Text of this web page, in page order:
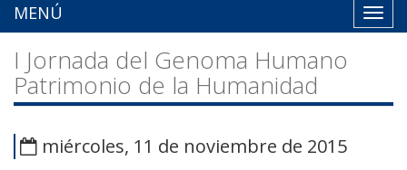
MENÚ
I Jornada del Genoma Humano
Patrimonio de la Humanidad
miércoles, 11 de noviembre de 2015